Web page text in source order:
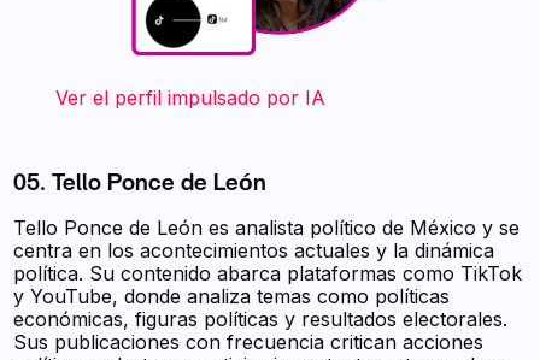
‍ ‍ ‍ ‍ ‍ ‍ ‍ Ver el perfil impulsado por IA
05. Tello Ponce de León
Tello Ponce de León es analista político de México y se
centra en los acontecimientos actuales y la dinámica
política. Su contenido abarca plataformas como TikTok
y YouTube, donde analiza temas como políticas
económicas, figuras políticas y resultados electorales.
Sus publicaciones con frecuencia critican acciones